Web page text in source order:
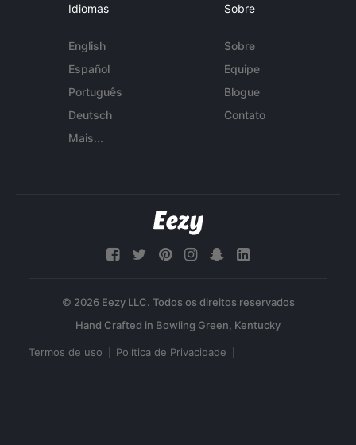
Idiomas
English
Español
Português
Deutsch
Mais...
Sobre
Sobre
Equipe
Blogue
Contato
© 2026 Eezy LLC. Todos os direitos reservados
Termos de uso Política de Privacidade